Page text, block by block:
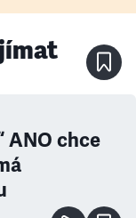
ANO chce